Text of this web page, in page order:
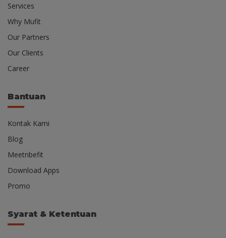
Services
Why Mufit
Our Partners
Our Clients
Career
Bantuan
Kontak Kami
Blog
Meetnbefit
Download Apps
Promo
Syarat & Ketentuan